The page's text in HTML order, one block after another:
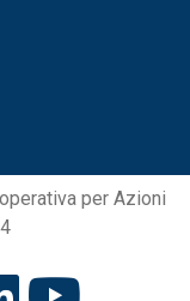
per Azioni